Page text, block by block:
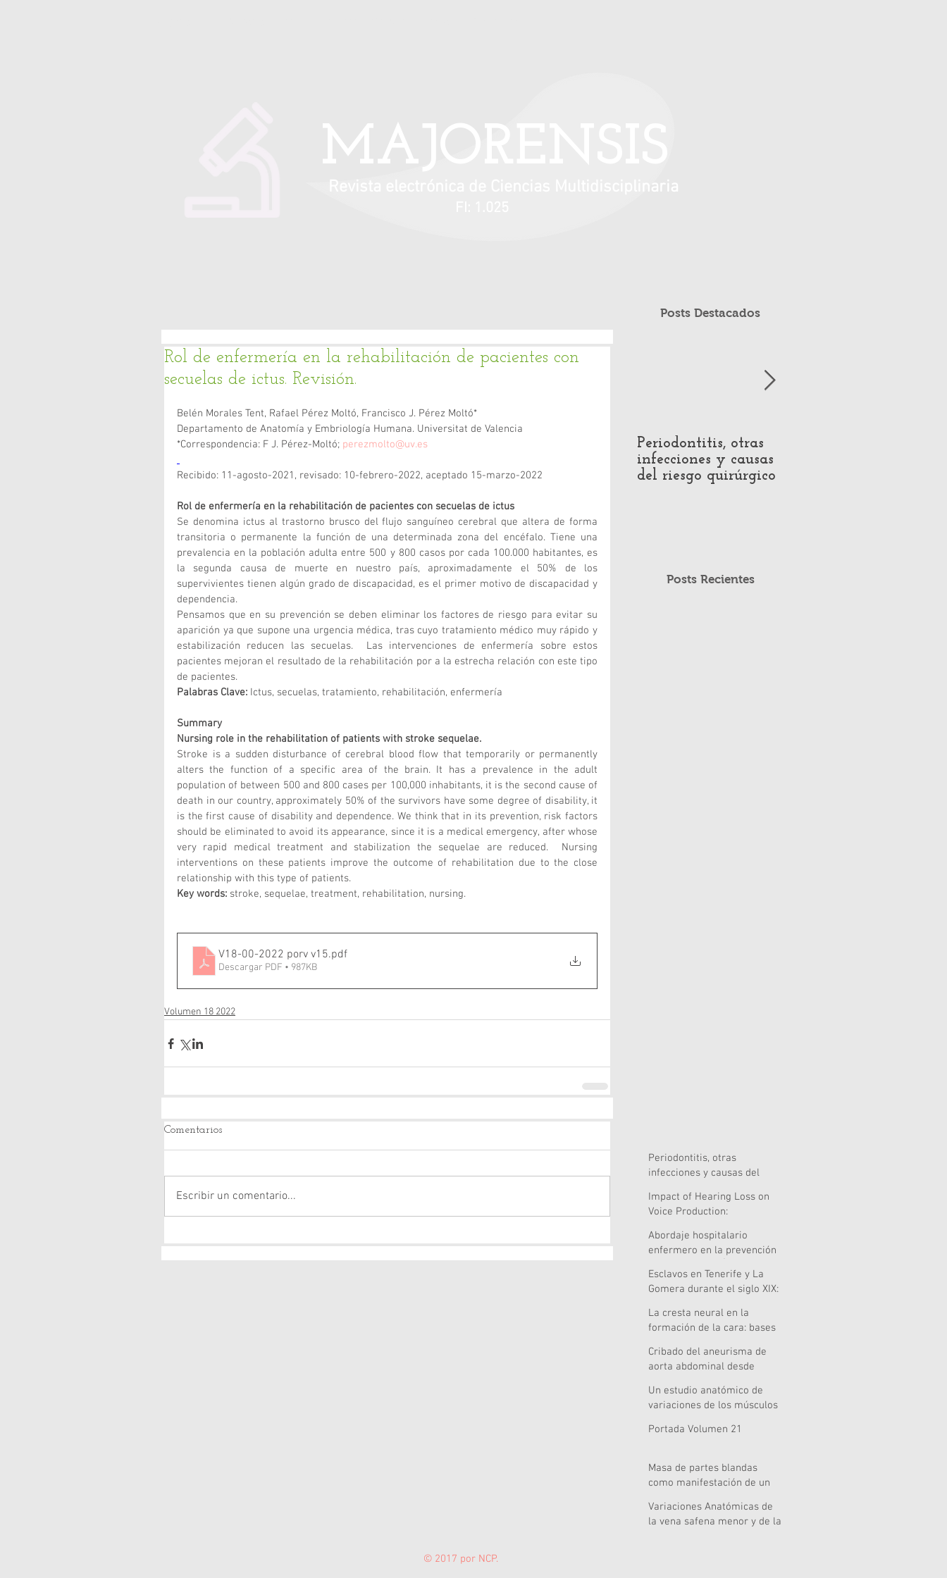
MAJORENSIS
Revista electrónica de Ciencias Multidisciplinaria
Posts Destacados
Rol de enfermería en la rehabilitación de pacientes con
secuelas de ictus. Revisión.
Belén Morales Tent, Rafael Pérez Moltó, Francisco J. Pérez Moltó*
Departamento de Anatomía y Embriología Humana. Universitat de Valencia
*Correspondencia: F J. Pérez-Moltó; perezmolto@uv.es
Recibido: 11-agosto-2021, revisado: 10-febrero-2022, aceptado 15-marzo-2022
Rol de enfermería en la rehabilitación de pacientes con secuelas de ictus
Se denomina ictus al trastorno brusco del flujo sanguíneo cerebral que altera de forma
transitoria o permanente la función de una determinada zona del encéfalo. Tiene una
prevalencia en la población adulta entre 500 y 800 casos por cada 100.000 habitantes, es
la segunda causa de muerte en nuestro país, aproximadamente el 50% de los
supervivientes tienen algún grado de discapacidad, es el primer motivo de discapacidad y
dependencia.
Pensamos que en su prevención se deben eliminar los factores de riesgo para evitar su
aparición ya que supone una urgencia médica, tras cuyo tratamiento médico muy rápido y
estabilización reducen las secuelas.  Las intervenciones de enfermería sobre estos
pacientes mejoran el resultado de la rehabilitación por a la estrecha relación con este tipo
de pacientes.
Palabras Clave: Ictus, secuelas, tratamiento, rehabilitación, enfermería
Summary
Nursing role in the rehabilitation of patients with stroke sequelae.
Stroke is a sudden disturbance of cerebral blood flow that temporarily or permanently
alters the function of a specific area of the brain. It has a prevalence in the adult
population of between 500 and 800 cases per 100,000 inhabitants, it is the second cause of
death in our country, approximately 50% of the survivors have some degree of disability, it
is the first cause of disability and dependence. We think that in its prevention, risk factors
should be eliminated to avoid its appearance, since it is a medical emergency, after whose
very rapid medical treatment and stabilization the sequelae are reduced.  Nursing
interventions on these patients improve the outcome of rehabilitation due to the close
relationship with this type of patients.
Key words: stroke, sequelae, treatment, rehabilitation, nursing.
V18-00-2022 porv v15.pdf
Descargar PDF • 987KB
Volumen 18 2022
Comentarios
Escribir un comentario...
Periodontitis, otras
infecciones y causas
del riesgo quirúrgico
Posts Recientes
Periodontitis, otras
infecciones y causas del
Impact of Hearing Loss on
Voice Production:
Acoustic and Perceptual
Evidence
Abordaje hospitalario
enfermero en la prevención
Salud de Lanzarote
Esclavos en Tenerife y La
Gomera durante el siglo XIX:
La cresta neural en la
formación de la cara: bases
clínica y nuevas
perspectivas celulares,
genómicas y metodológicas
Cribado del aneurisma de
aorta abdominal desde
pendiente
Un estudio anatómico de
variaciones de los músculos
Portada Volumen 21
Masa de partes blandas
como manifestación de un
Variaciones Anatómicas de
la vena safena menor y de la
© 2017 por NCP.